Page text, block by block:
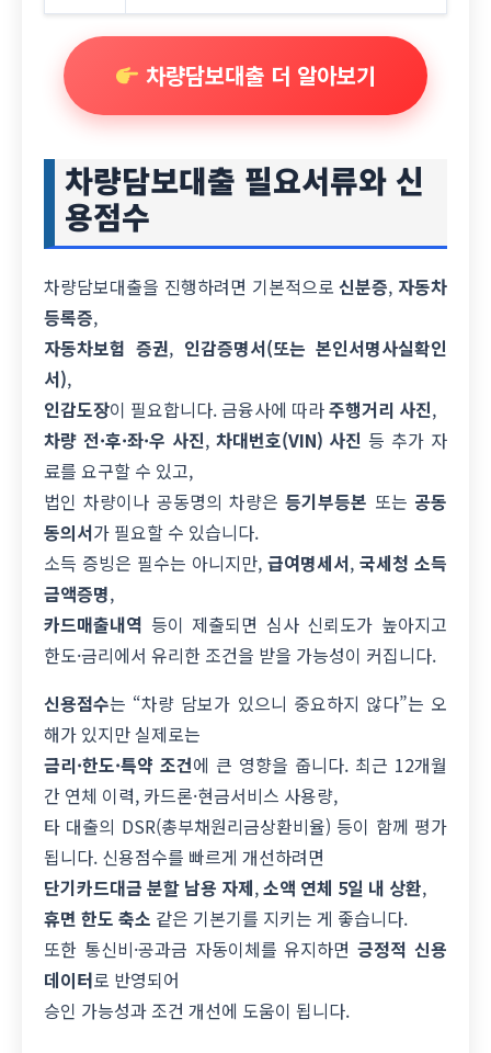
차량담보대출 더 알아보기
차량담보대출 필요서류와 신
용점수
차량담보대출을 진행하려면 기본적으로신분증, 자동차
등록증,
자동차보험 증권, 인감증명서(또는 본인서명사실확인
서),
인감도장이 필요합니다. 금융사에 따라주행거리 사진,
차량 전·후·좌·우 사진, 차대번호(VIN) 사진 등 추가 자
료를 요구할 수 있고,
법인 차량이나 공동명의 차량은등기부등본 또는 공동
동의서가 필요할 수 있습니다.
소득 증빙은 필수는 아니지만, 급여명세서, 국세청 소득
금액증명,
카드매출내역 등이 제출되면 심사 신뢰도가 높아지고
한도·금리에서 유리한 조건을 받을 가능성이 커집니다.
신용점수는 “차량 담보가 있으니 중요하지 않다”는 오
해가 있지만 실제로는
금리·한도·특약 조건에 큰 영향을 줍니다. 최근 12개월
간 연체 이력, 카드론·현금서비스 사용량,
타 대출의 DSR(총부채원리금상환비율) 등이 함께 평가
됩니다. 신용점수를 빠르게 개선하려면
단기카드대금 분할 남용 자제,소액 연체 5일 내 상환,
휴면 한도 축소 같은 기본기를 지키는 게 좋습니다.
또한 통신비·공과금 자동이체를 유지하면긍정적 신용
데이터로 반영되어
승인 가능성과 조건 개선에 도움이 됩니다.